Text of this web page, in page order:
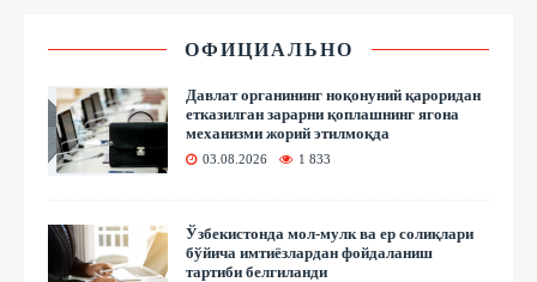
ОФИЦИАЛЬНО
Давлат органининг ноқонуний қароридан
етказилган зарарни қоплашнинг ягона
механизми жорий этилмоқда
03.08.2026 1 833
Ўзбекистонда мол-мулк ва ер солиқлари
бўйича имтиёзлардан фойдаланиш
тартиби белгиланди